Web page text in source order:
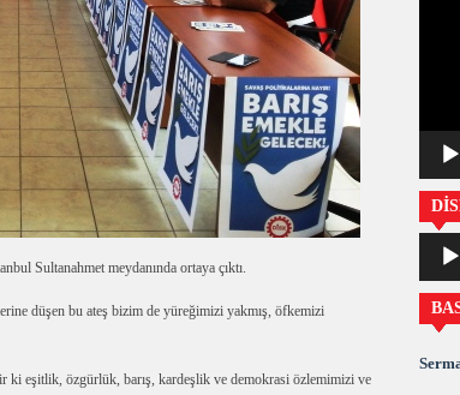
Sultanahmet meydanında ortaya çıktı.
düşen bu ateş bizim de yüreğimizi yakmış, öfkemizi
ki eşitlik, özgürlük, barış, kardeşlik ve demokrasi özlemimizi ve
oynatıcı